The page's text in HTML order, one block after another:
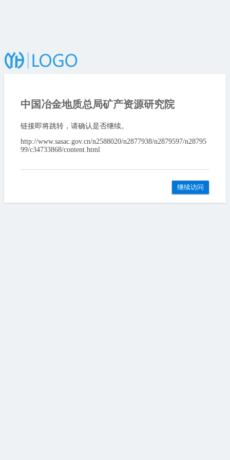
中国冶金地质总局矿产资源研究院
链接即将跳转，请确认是否继续。
http://www.sasac.gov.cn/n2588020/n2877938/n2879597/n28795
99/c34733868/content.html
继续访问